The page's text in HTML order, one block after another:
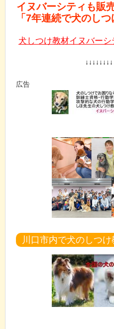
イヌバーシティも販
「7年連続で犬のしつ
犬しつけ教材イヌバー
広告
川口市内で犬のしつ